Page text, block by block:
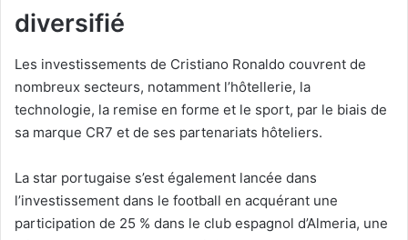
diversifié
Les investissements de Cristiano Ronaldo couvrent de
nombreux secteurs, notamment l’hôtellerie, la
technologie, la remise en forme et le sport, par le biais de
sa marque CR7 et de ses partenariats hôteliers.
La star portugaise s’est également lancée dans
l’investissement dans le football en acquérant une
participation de 25 % dans le club espagnol d’Almeria, une